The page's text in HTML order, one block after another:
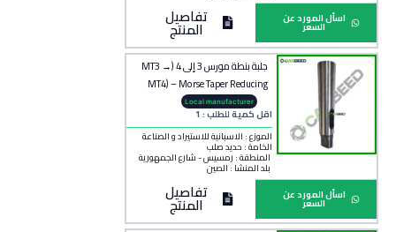
اسأل المورد عن
السعر تفاصيل
المنتج
جلبة بنطة مورس 3 إلى 4 (MT3 →
MT4) – Morse Taper Reducing
Sleeve MT3 to MT4
Local manufacturer
اقل كمية للطلب : 1
الموزع : الاسبانية للاستيراد و الصناعة
الخامة : حديد صلب
المنطقة : رمسيس - شارع الجمهورية
بلد المنشأ : الصين
اسأل المورد عن
السعر تفاصيل
المنتج